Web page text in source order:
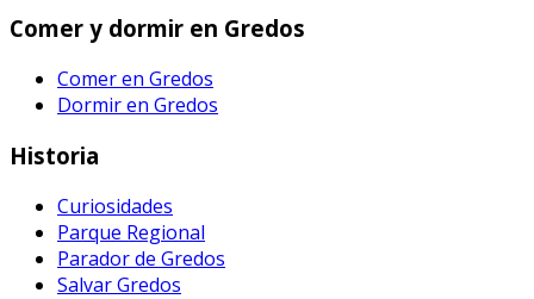
Comer y dormir en Gredos
Comer en Gredos
Dormir en Gredos
Historia
Curiosidades
Parque Regional
Parador de Gredos
Salvar Gredos